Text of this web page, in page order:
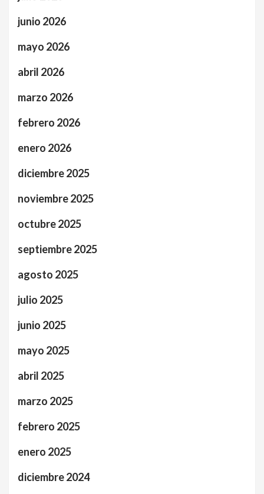
junio 2026
mayo 2026
abril 2026
marzo 2026
febrero 2026
enero 2026
diciembre 2025
noviembre 2025
octubre 2025
septiembre 2025
agosto 2025
julio 2025
junio 2025
mayo 2025
abril 2025
marzo 2025
febrero 2025
enero 2025
diciembre 2024